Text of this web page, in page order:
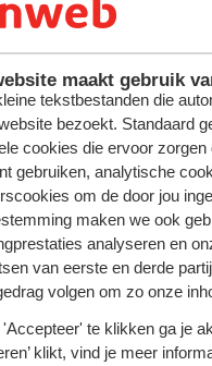
maakt gebruik
tekstbestanden die
bezoekt. Standaard
cookies die ervoor
gebruiken, analytische
om de door jou
maken we ook
analyseren en
van eerste en derde
volgen om zo onze
'Accepteer' te klikken ga je
klikt, vind je meer
soleil